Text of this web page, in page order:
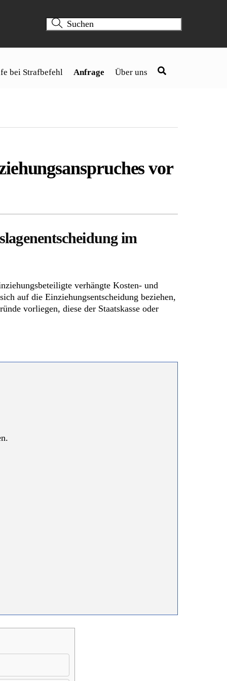
bei Strafbefehl Anfrage Über uns
vor
im
verhängte Kosten- und
auf die Einziehungsentscheidung beziehen,
vorliegen, diese der Staatskasse oder